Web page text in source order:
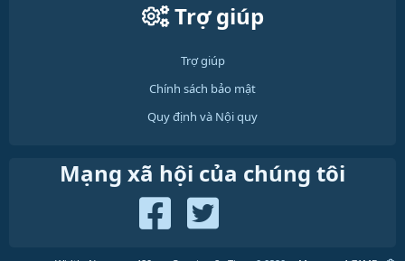
Trợ giúp
Trợ giúp
Chính sách bảo mật
Quy định và Nội quy
Mạng xã hội của chúng tôi